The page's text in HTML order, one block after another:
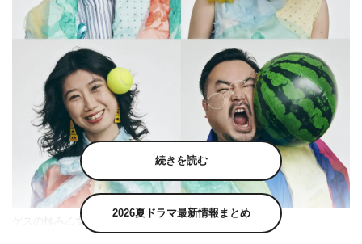
ゲスの極み乙女。
続きを読む
2026夏ドラマ最新情報まとめ